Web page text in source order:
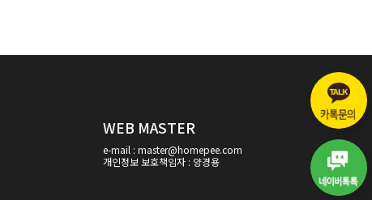
WEB MASTER
e-mail : master@homepee.com
개인정보 보호책임자 : 양경용